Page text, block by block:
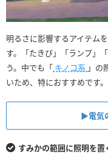
明るさに影響するアイテム
す。「たきび」「ランプ」
う。中でも「 キノコ系 」の
いため、特におすすめです。
▶︎電気
すみかの範囲に照明を置